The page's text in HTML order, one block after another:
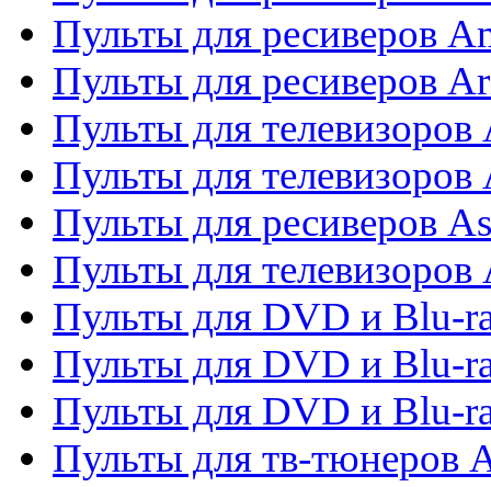
Пульты для ресиверов
Пульты для ресиверов
Пульты для
Пульты для телевизоров
Пульты для ресиверов
Пульты для телевизоров
Пульты для DVD и Blu-
Пульты для DVD и Blu-
Пульты для DVD и Blu-
Пульты для тв-тюнеров